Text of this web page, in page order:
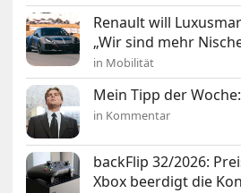
Renault will
„Wir sind mehr
in Mobilität
Mein Tipp der
in Kommentar
backFlip 32/2026:
Xbox beerdigt die